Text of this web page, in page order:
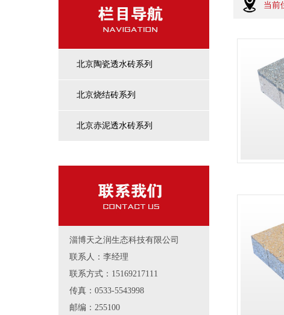
当前
北京陶瓷透水砖系列
北京烧结砖系列
北京赤泥透水砖系列
淄博天之润生态科技有限公司
联系人：李经理
联系方式：15169217111
传真：0533-5543998
邮编：255100